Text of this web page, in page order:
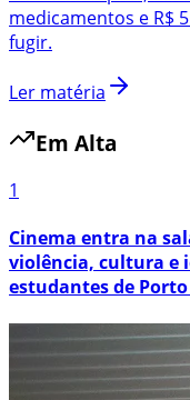
medicamentos e R$
fugir.
Ler matéria
Em Alta
1
Cinema entra na
violência, cultura e
estudantes de